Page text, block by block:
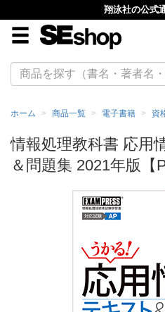
翔泳社の公式
ホーム 商品一覧 電子書籍 資
情報処理教科書 応用
＆問題集 2021年版【